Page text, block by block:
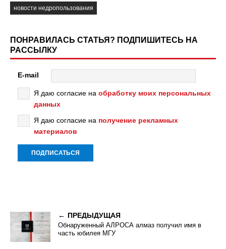
новости недропользования
ПОНРАВИЛАСЬ СТАТЬЯ? ПОДПИШИТЕСЬ НА
РАССЫЛКУ
E-mail
Я даю согласие на обработку моих персональных
данных
Я даю согласие на получение рекламных
материалов
ПРЕДЫДУЩАЯ
Обнаруженный АЛРОСА алмаз получил имя в
часть юбилея МГУ